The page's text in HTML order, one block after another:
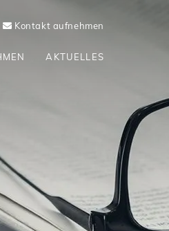
Kontakt aufnehmen
AKTUELLES